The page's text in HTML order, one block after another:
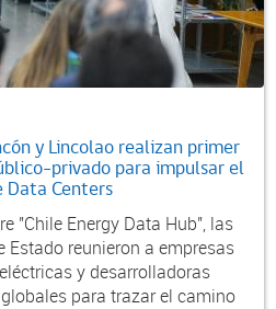
y Lincolao realizan primer
privado para impulsar el
Data Centers
"Chile Energy Data Hub", las
Estado reunieron a empresas
y desarrolladoras
para trazar el camino